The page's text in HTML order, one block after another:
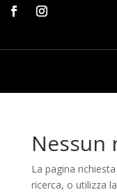
Nessun
La pagina
ricerca, o utilizza